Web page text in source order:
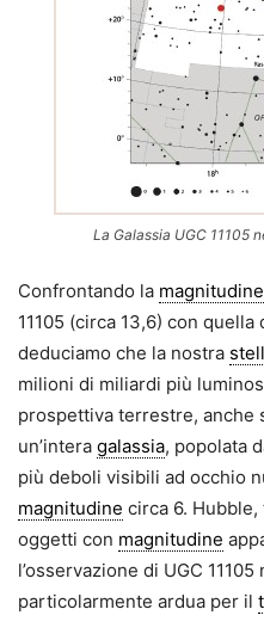
La Galassia UGC 11105
Confrontando la magnitudine
11105 (circa 13,6) con quella
deduciamo che la nostra
milioni di miliardi più
prospettiva terrestre, anche
un’intera galassia, popolata
più deboli visibili ad occhio
magnitudine circa 6.
oggetti con magnitudine
l’osservazione di UGC
particolarmente ardua per il